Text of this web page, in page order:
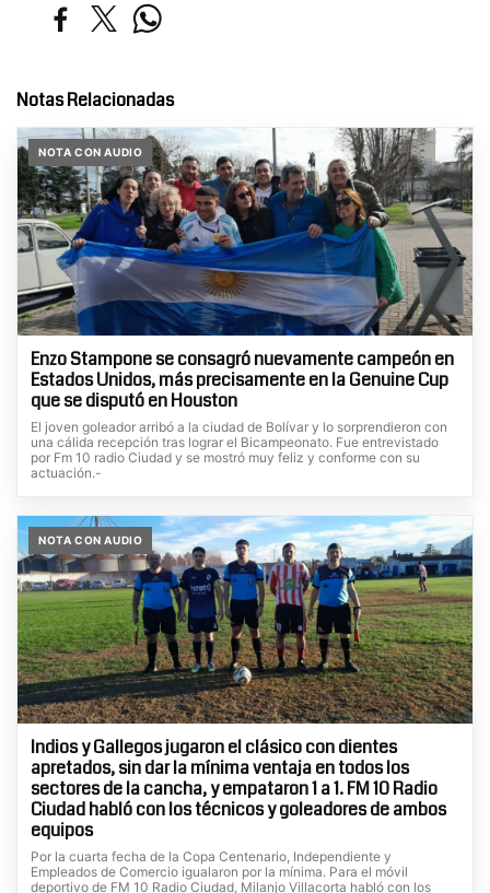
Notas Relacionadas
NOTA CON AUDIO
Enzo Stampone se consagró nuevamente campeón en
Estados Unidos, más precisamente en la Genuine Cup
que se disputó en Houston
El joven goleador arribó a la ciudad de Bolívar y lo sorprendieron con
una cálida recepción tras lograr el Bicampeonato. Fue entrevistado
por Fm 10 radio Ciudad y se mostró muy feliz y conforme con su
actuación.-
NOTA CON AUDIO
Indios y Gallegos jugaron el clásico con dientes
apretados, sin dar la mínima ventaja en todos los
sectores de la cancha, y empataron 1 a 1. FM 10 Radio
Ciudad habló con los técnicos y goleadores de ambos
equipos
Por la cuarta fecha de la Copa Centenario, Independiente y
Empleados de Comercio igualaron por la mínima. Para el móvil
deportivo de FM 10 Radio Ciudad, Milanjo Villacorta habló con los